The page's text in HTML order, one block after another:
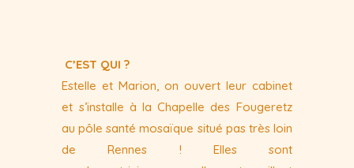
C’EST QUI ?
Estelle et Marion, on ouvert leur cabinet
et s’installe à la Chapelle des Fougeretz
au pôle santé mosaïque situé pas très loin
de Rennes ! Elles sont